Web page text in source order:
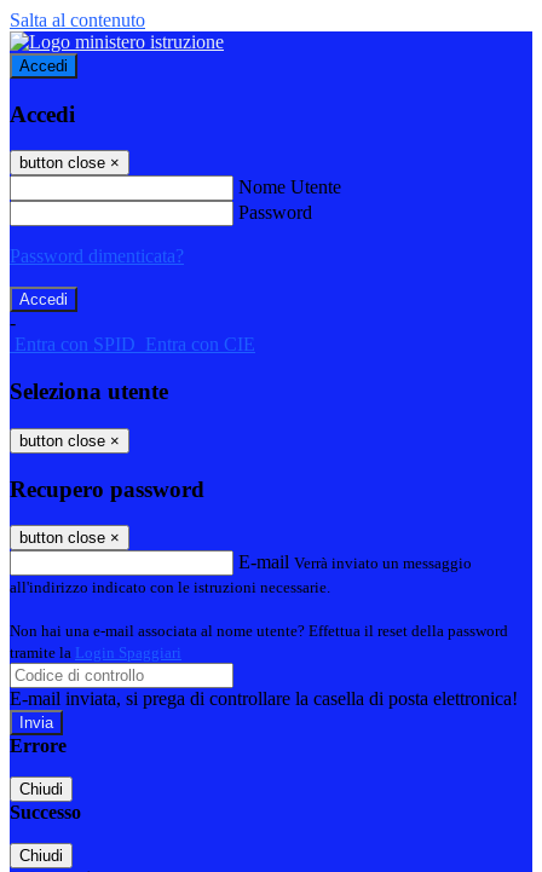
Salta al contenuto
Accedi
Accedi
button close ×
Nome Utente
Password
Password dimenticata?
-
Entra con SPID Entra con CIE
Seleziona utente
button close ×
Recupero password
button close ×
E-mail Verrà inviato un messaggio
all'indirizzo indicato con le istruzioni necessarie.
Non hai una e-mail associata al nome utente? Effettua il reset della password
tramite la Login Spaggiari
E-mail inviata, si prega di controllare la casella di posta elettronica!
Errore
Chiudi
Successo
Chiudi